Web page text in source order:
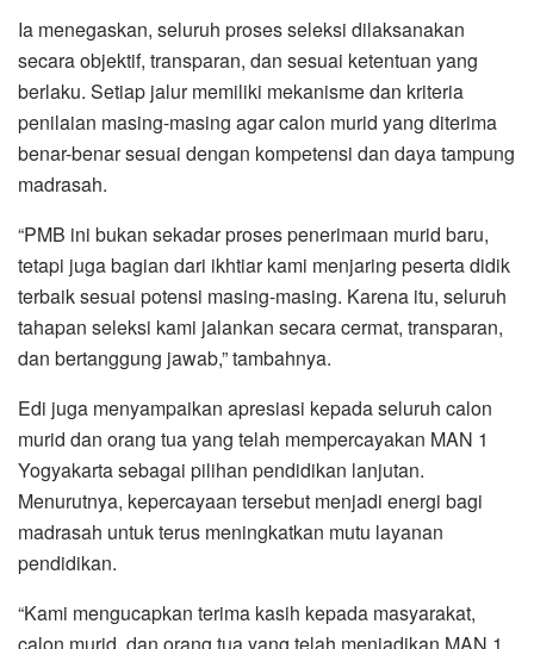
Ia menegaskan, seluruh proses seleksi dilaksanakan
secara objektif, transparan, dan sesuai ketentuan yang
berlaku. Setiap jalur memiliki mekanisme dan kriteria
penilaian masing-masing agar calon murid yang diterima
benar-benar sesuai dengan kompetensi dan daya tampung
madrasah.
“PMB ini bukan sekadar proses penerimaan murid baru,
tetapi juga bagian dari ikhtiar kami menjaring peserta didik
terbaik sesuai potensi masing-masing. Karena itu, seluruh
tahapan seleksi kami jalankan secara cermat, transparan,
dan bertanggung jawab,” tambahnya.
Edi juga menyampaikan apresiasi kepada seluruh calon
murid dan orang tua yang telah mempercayakan MAN 1
Yogyakarta sebagai pilihan pendidikan lanjutan.
Menurutnya, kepercayaan tersebut menjadi energi bagi
madrasah untuk terus meningkatkan mutu layanan
pendidikan.
“Kami mengucapkan terima kasih kepada masyarakat,